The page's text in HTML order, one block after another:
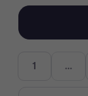
1 ...